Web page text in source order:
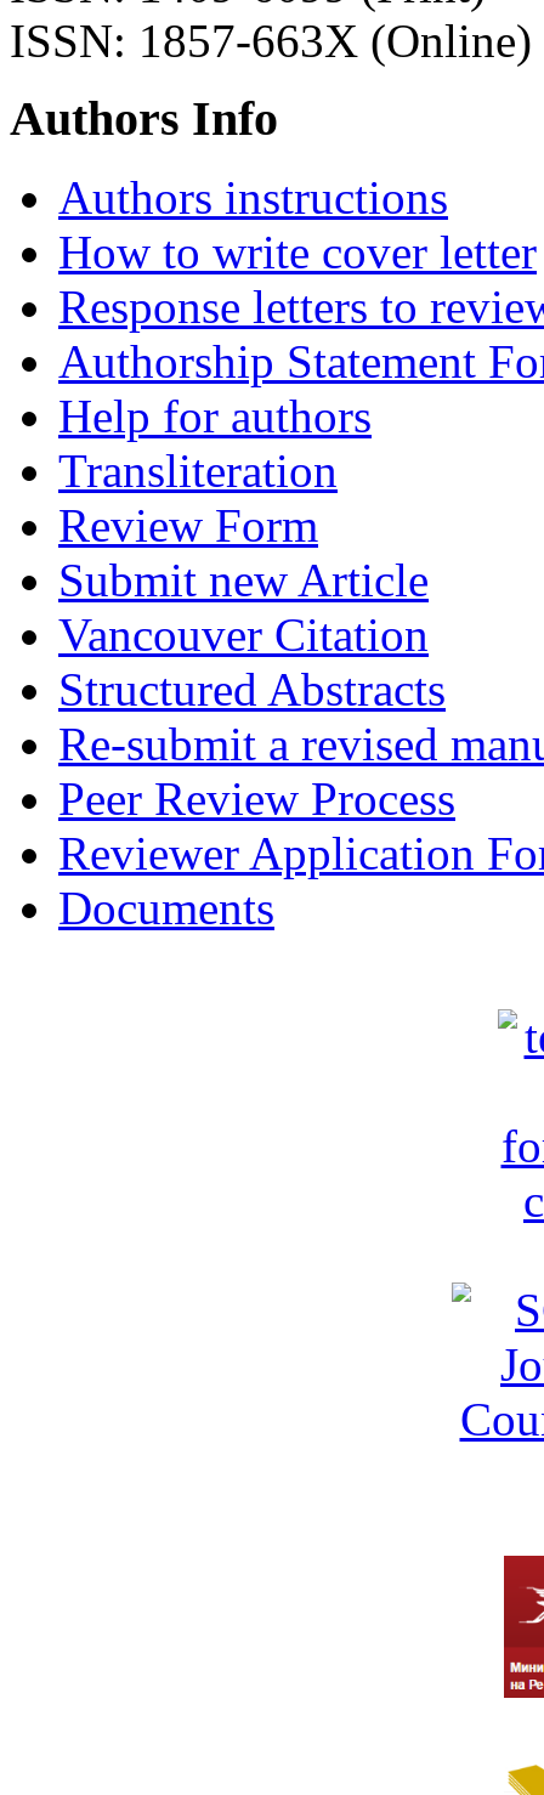
ISSN: 1857-663X (Online)
Authors Info
Authors instructions
How to write cover letter
Response letters to
Authorship Statement
Help for authors
Transliteration
Review Form
Submit new Article
Vancouver Citation
Structured Abstracts
Re-submit a revised
Peer Review Process
Reviewer Application
Documents